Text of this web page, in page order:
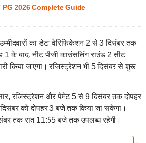
PG 2026 Complete Guide
का डेटा वेरिफिकेशन 2 से 3 दिसंबर तक
1 के बाद, नीट पीजी काउंसलिंग राउंड 2 सीट
किया जाएगा। रजिस्ट्रेशन भी 5 दिसंबर से शुरू
रजिस्ट्रेशन और पेमेंट 5 से 9 दिसंबर तक दोपहर
को दोपहर 3 बजे तक किया जा सकेगा।
तक रात 11:55 बजे तक उपलब्ध रहेगी।